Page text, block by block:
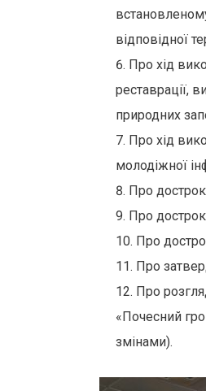
відповідної
Про хід
реставрації,
природних
Про хід
молодіжної
Про
Про
Про
Про
Про
«Почесний
змінами).